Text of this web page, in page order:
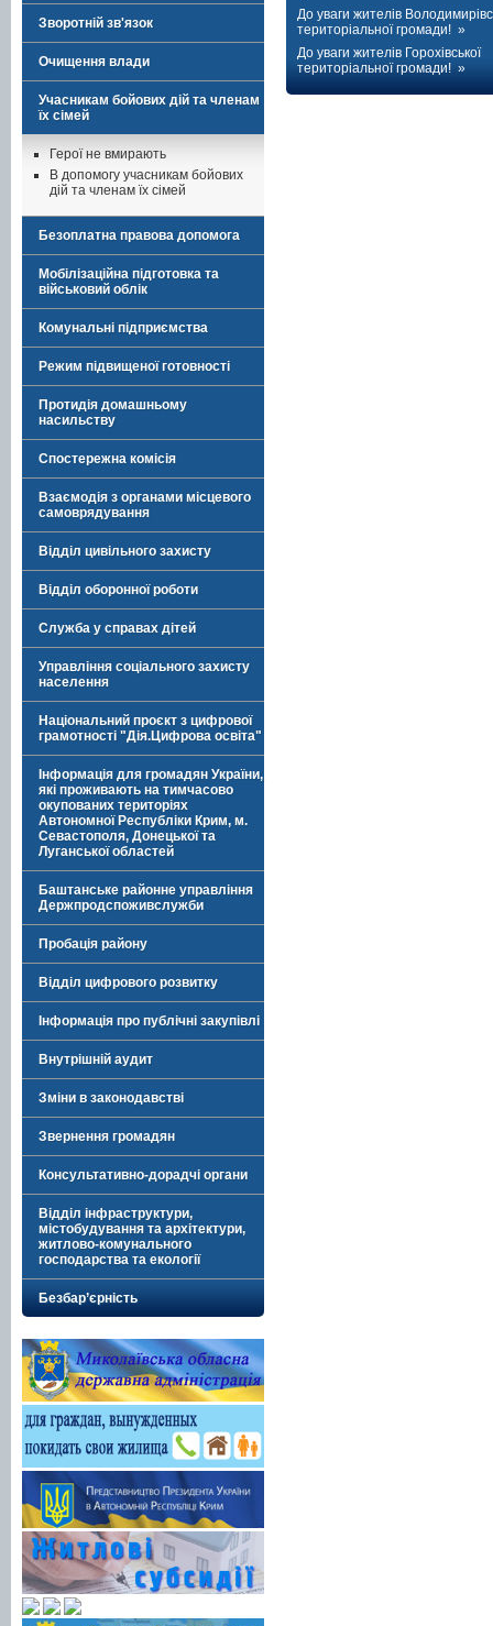
Зворотній зв'язок
Очищення влади
Учасникам бойових дій та членам
їх сімей
Герої не вмирають
В допомогу учасникам бойових
дій та членам їх сімей
Безоплатна правова допомога
Мобілізаційна підготовка та
військовий облік
Комунальні підприємства
Режим підвищеної готовності
Протидія домашньому
насильству
Спостережна комісія
Взаємодія з органами місцевого
самоврядування
Відділ цивільного захисту
Відділ оборонної роботи
Служба у справах дітей
Управління соціального захисту
населення
Національний проєкт з цифрової
грамотності "Дія.Цифрова освіта"
Інформація для громадян України,
які проживають на тимчасово
окупованих територіях
Автономної Республіки Крим, м.
Севастополя, Донецької та
Луганської областей
Баштанське районне управління
Держпродспоживслужби
Пробація району
Відділ цифрового розвитку
Інформація про публічні закупівлі
Внутрішній аудит
Зміни в законодавстві
Звернення громадян
Консультативно-дорадчі органи
Відділ інфраструктури,
містобудування та архітектури,
житлово-комунального
господарства та екології
Безбар’єрність
До уваги жителів
територіальної громади! »
До уваги жителів Горохівської
територіальної громади! »